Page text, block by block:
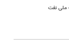
ملی نفت